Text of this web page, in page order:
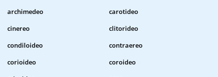
archimedeo
carotideo
cinereo
clitorideo
condiloideo
contraereo
corioideo
coroideo